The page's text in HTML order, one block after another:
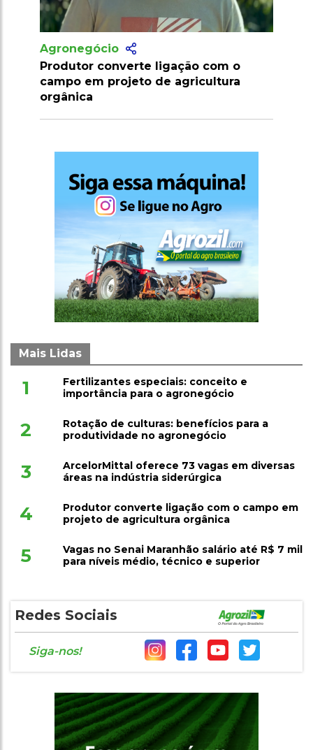
com o
agricultura
Agronegócio
Marrocos suspende tarifas de
importação de carnes e ovinos até
Mais Lidas
1
Fertilizantes especiais: conceito e
importância para o agronegócio
2
Rotação de culturas: benefícios para a
produtividade no agronegócio
3
ArcelorMittal oferece 73 vagas em diversas
áreas na indústria siderúrgica
4
Produtor converte ligação com o campo em
projeto de agricultura orgânica
5
Vagas no Senai Maranhão salário até R$ 7 mil
para níveis médio, técnico e superior
Redes Sociais
Siga-nos!